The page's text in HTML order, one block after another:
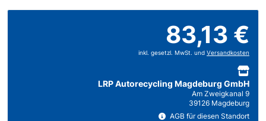
83,13 €
inkl. gesetzl. MwSt. und Versandkosten
LRP Autorecycling Magdeburg GmbH
Am Zweigkanal 9
39126 Magdeburg
AGB für diesen Standort